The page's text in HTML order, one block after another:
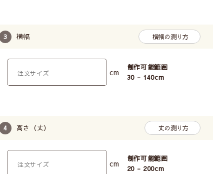
横幅 横幅の測り方
cm
制作可能範囲
30 - 140cm
高さ（丈） 丈の測り方
cm
制作可能範囲
20 - 200cm